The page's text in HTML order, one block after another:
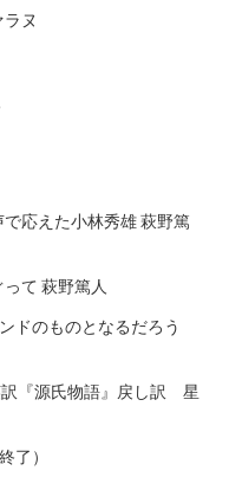
ヌ
応えた小林秀雄 萩野篤
て 萩野篤人
ドのものとなるだろう
『源氏物語』戻し訳 星
了）